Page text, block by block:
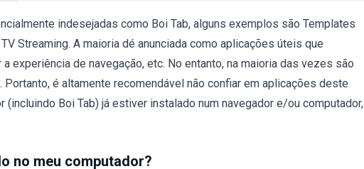
indesejadas como Boi Tab, alguns exemplos são Templates
Streaming. A maioria dé anunciada como aplicações úteis que
experiência de navegação, etc. No entanto, na maioria das vezes são
é altamente recomendável não confiar em aplicações deste
Boi Tab) já estiver instalado num navegador e/ou computador,
no meu computador?